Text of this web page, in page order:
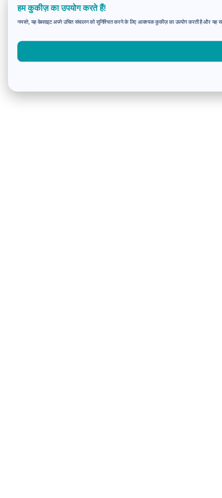
हम कुकीज़ का उपयोग करते हैं!
नमस्ते, यह वेबसाइट अपने उचित संचालन को सुनिश्चित करने के लिए आवश्यक कुकीज़ का उपयोग करती है और यह